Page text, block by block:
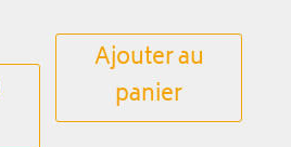
Ajouter au
panier